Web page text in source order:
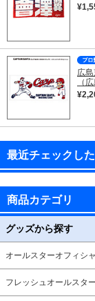
広
（
最近チェックし
商品カテゴリ
グッズから探す
オールスターオフィシ
フレッシュオールスタ